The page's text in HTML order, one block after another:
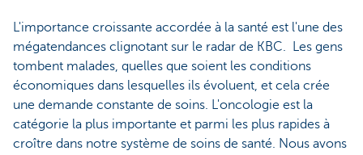
L'importance croissante accordée à la santé est l'une des
mégatendances clignotant sur le radar de KBC. Les gens
tombent malades, quelles que soient les conditions
économiques dans lesquelles ils évoluent, et cela crée
une demande constante de soins. L'oncologie est la
catégorie la plus importante et parmi les plus rapides à
croître dans notre système de soins de santé. Nous avons